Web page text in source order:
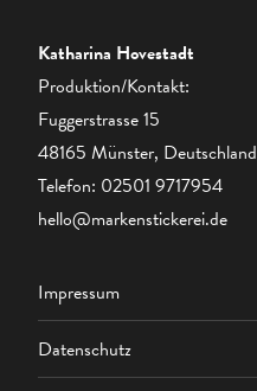
Katharina Hovestadt
Produktion/Kontakt:
Fuggerstrasse 15
48165 Münster, Deutschland
Telefon: 02501 9717954
hello@markenstickerei.de
Impressum
Datenschutz